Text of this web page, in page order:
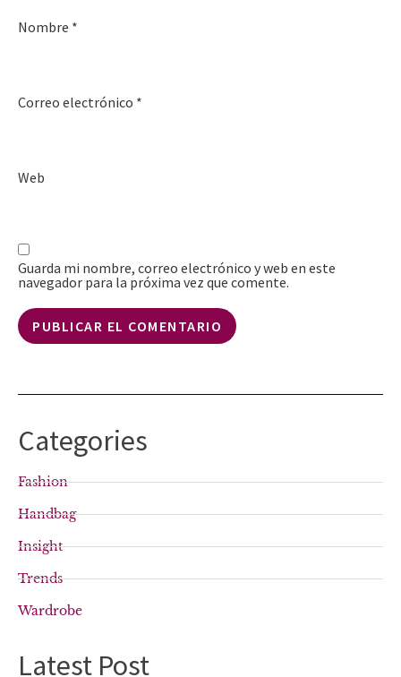
Nombre *
Correo electrónico *
Web
Guarda mi nombre, correo electrónico y web en este
navegador para la próxima vez que comente.
Categories
Fashion
Handbag
Insight
Trends
Wardrobe
Latest Post